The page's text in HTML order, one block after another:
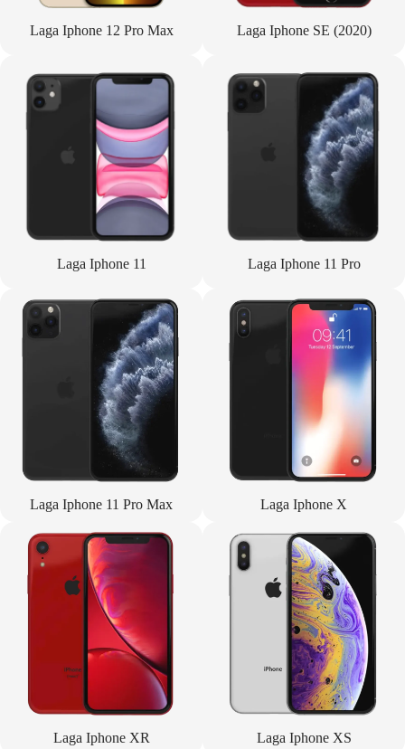
Laga Iphone 12 Pro Max Laga Iphone SE (2020)
Laga Iphone 11 Laga Iphone 11 Pro
Laga Iphone 11 Pro Max Laga Iphone X
Laga Iphone XR Laga Iphone XS